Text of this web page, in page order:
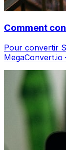
Comment
Pour convertir